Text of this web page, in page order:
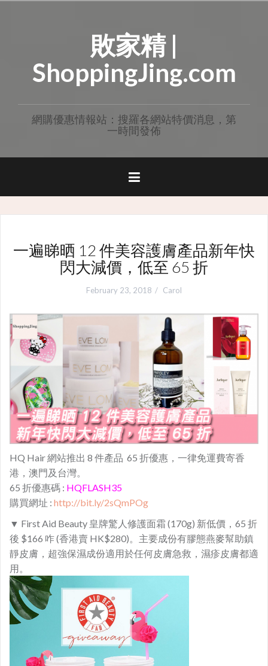
敗家精 |
ShoppingJing.com
網購優惠情報站：搜羅各網站特價消息，第
一時間發佈
一遍睇晒 12 件美容護膚產品新年快
閃大減價，低至 65 折
February 23, 2018 Carol
HQ Hair 網站推出 8 件產品 65 折優惠，一律免運費寄香
港，澳門及台灣。
65 折優惠碼 : HQFLASH35
購買網址 : http://bit.ly/2sQmPOg
▼ First Aid Beauty 皇牌驚人修護面霜 (170g) 新低價，65 折
後 $166 咋 (香港賣 HK$280)。主要成份有膠態燕麥幫助鎮
靜皮膚，超強保濕成份適用於任何皮膚急救，濕疹皮膚都適
用。